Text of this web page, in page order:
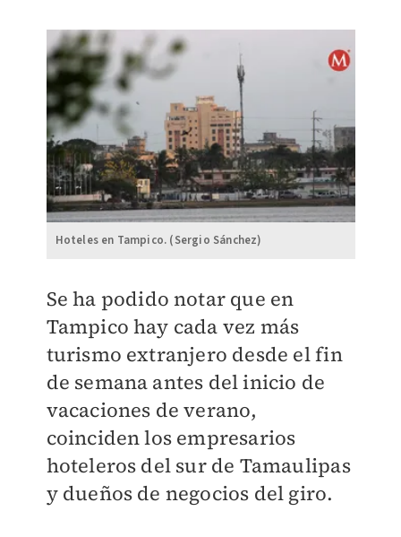
Hoteles en Tampico. (Sergio Sánchez)
Se ha podido notar que en
Tampico hay cada vez más
turismo extranjero desde el fin
de semana antes del inicio de
vacaciones de verano,
coinciden los empresarios
hoteleros del sur de Tamaulipas
y dueños de negocios del giro.